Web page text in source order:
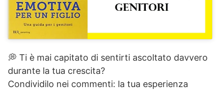
💭 Ti è mai capitato di sentirti ascoltato davvero
durante la tua crescita?
Condividilo nei commenti: la tua esperienza